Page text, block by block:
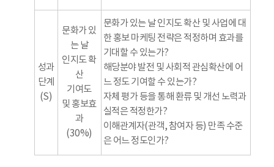
성과
단계
(S)
문화가 있
는 날
인지도 확
산
기여도
및 홍보효
과
(30%)
문화가 있는 날 인지도 확산 및 사업에 대
한 홍보 마케팅 전략은 적정하며 효과를
기대할 수 있는가?
해당분야 발전 및 사회적 관심확산에 어
느 정도 기여할 수 있는가?
자체 평가 등을 통해 환류 및 개선 노력과
실적은 적정한가?
이해관계자(관객, 참여자 등) 만족 수준
은 어느 정도인가?